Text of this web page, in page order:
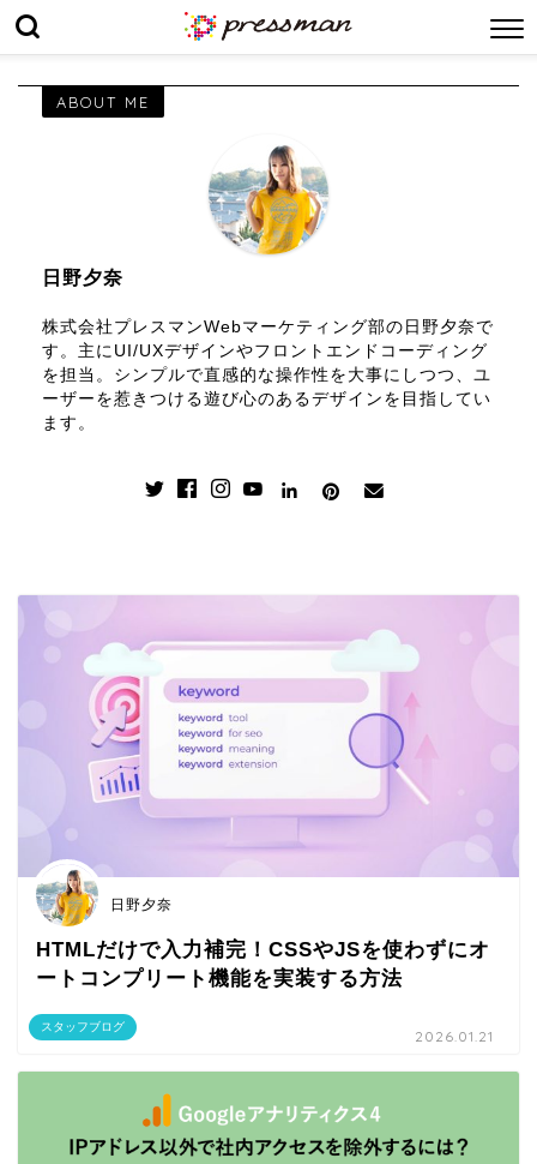
ABOUT ME
日野夕奈
株式会社プレスマンWebマーケティング部の日野夕奈で
す。主にUI/UXデザインやフロントエンドコーディング
を担当。シンプルで直感的な操作性を大事にしつつ、ユ
ーザーを惹きつける遊び心のあるデザインを目指してい
ます。
スタッフブログ
日野夕奈
HTMLだけで入力補完！CSSやJSを使わずにオ
ートコンプリート機能を実装する方法
2026.01.21